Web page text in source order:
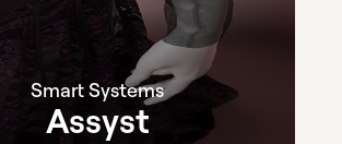
Smart Systems
Assyst